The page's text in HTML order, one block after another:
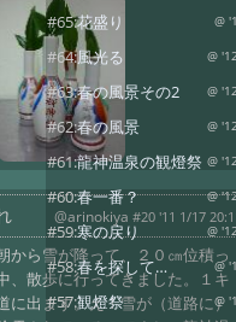
@arinokiya #20 '11 1/17
から雪が降って、２０㎝位積っ
、散歩に行ってきました。１キ
に出ます。え！雪が（道路に）
#65:花盛り @
#64:風光る @
#63:春の風景その2 @
#62:春の風景 @
#61:龍神温泉の観燈祭 @
#60:春一番？ @
#59:寒の戻り @
#58:春を探して… @
#57:観燈祭 @